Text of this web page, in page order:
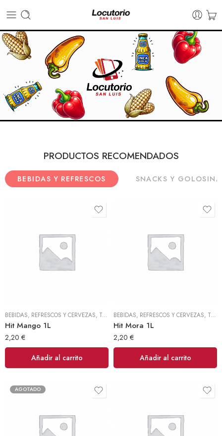
PRODUCTOS RECOMENDADOS
BEBIDAS Y REFRESCOS SNACKS Y
BEBIDAS, REFRESCOS Y CERVEZAS, TODOS
Hit Mango 1L
2,20 €
Añadir al carrito
BEBIDAS, REFRESCOS Y CERVEZAS, TODOS
Hit Mora 1L
2,20 €
Añadir al carrito
AGOTADO